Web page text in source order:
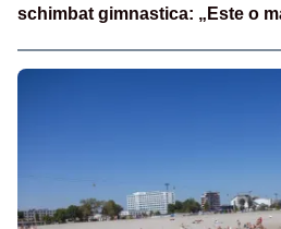
schimbat gimnastica: „Este o